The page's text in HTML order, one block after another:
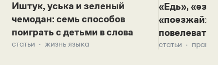
Иштук, уська и зеленый
чемодан: семь способов
поиграть с детьми в слова
статьи жизнь языка
«Едь»,
«поезжай»?
повелевать
статьи